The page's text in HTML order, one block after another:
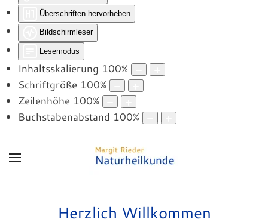
Überschriften hervorheben
Bildschirmleser
Lesemodus
Inhaltsskalierung 100%
Schriftgröße 100%
Zeilenhöhe 100%
Buchstabenabstand 100%
Herzlich Willkommen